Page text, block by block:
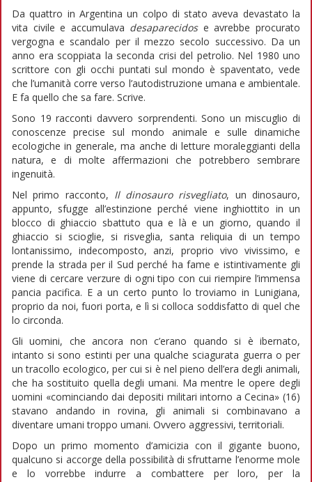
Da quattro in Argentina un colpo di stato aveva devastato la
vita civile e accumulava desaparecidose avrebbe procurato
vergogna e scandalo per il mezzo secolo successivo. Da un
anno era scoppiata la seconda crisi del petrolio. Nel 1980 uno
scrittore con gli occhi puntati sul mondo è spaventato, vede
che l’umanità corre verso l’autodistruzione umana e ambientale.
E fa quello che sa fare. Scrive.
Sono 19 racconti davvero sorprendenti. Sono un miscuglio di
conoscenze precise sul mondo animale e sulle dinamiche
ecologiche in generale, ma anche di letture moraleggianti della
natura, e di molte affermazioni che potrebbero sembrare
ingenuità.
Nel primo racconto, Il dinosauro risvegliato, un dinosauro,
appunto, sfugge all’estinzione perché viene inghiottito in un
blocco di ghiaccio sbattuto qua e là e un giorno, quando il
ghiaccio si scioglie, si risveglia, santa reliquia di un tempo
lontanissimo, indecomposto, anzi, proprio vivo vivissimo, e
prende la strada per il Sud perché ha fame e istintivamente gli
viene di cercare verzure di ogni tipo con cui riempire l’immensa
pancia pacifica. E a un certo punto lo troviamo in Lunigiana,
proprio da noi, fuori porta, e lì si colloca soddisfatto di quel che
lo circonda.
Gli uomini, che ancora non c’erano quando si è ibernato,
intanto si sono estinti per una qualche sciagurata guerra o per
un tracollo ecologico, per cui si è nel pieno dell’era degli animali,
che ha sostituito quella degli umani. Ma mentre le opere degli
uomini «cominciando dai depositi militari intorno a Cecina» (16)
stavano andando in rovina, gli animali si combinavano a
diventare umani troppo umani. Ovvero aggressivi, territoriali.
Dopo un primo momento d’amicizia con il gigante buono,
qualcuno si accorge della possibilità di sfruttarne l’enorme mole
e lo vorrebbe indurre a combattere per loro, per la